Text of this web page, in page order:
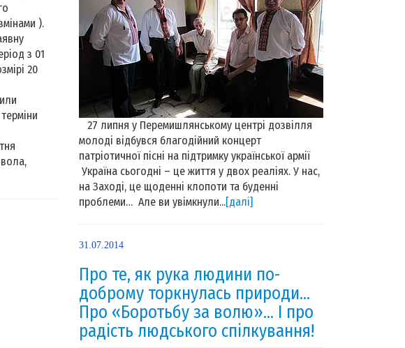
).
з 01
20
27 липня у Перемишлянському центрі дозвілля
молоді відбувся благодійний концерт
патріотичної пісні на підтримку української армії
Україна сьогодні – це життя у двох реаліях. У нас,
на Заході, це щоденні клопоти та буденні
проблеми… Але ви увімкнули...[далі]
31.07.2014
Про те, як рука людини по-
доброму торкнулась природи…
Про «Боротьбу за волю»… І про
радість людського спілкування!